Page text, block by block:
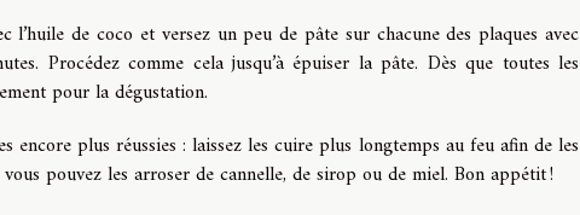
de coco et versez un peu de pâte sur chacune des plaques avec
Procédez comme cela jusqu’à épuiser la pâte. Dès que toutes les
pour la dégustation.
encore plus réussies : laissez les cuire plus longtemps au feu afin de les
pouvez les arroser de cannelle, de sirop ou de miel. Bon appétit !